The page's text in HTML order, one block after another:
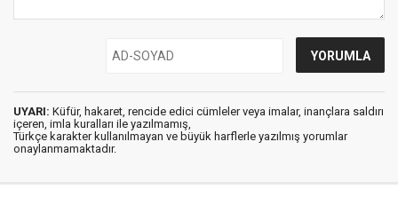
UYARI: Küfür, hakaret, rencide edici cümleler veya imalar, inançlara saldırı
içeren, imla kuralları ile yazılmamış,
Türkçe karakter kullanılmayan ve büyük harflerle yazılmış yorumlar
onaylanmamaktadır.